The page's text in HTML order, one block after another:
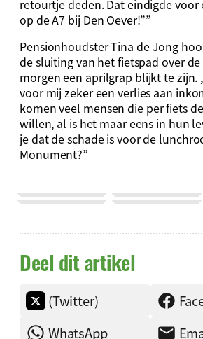
retourtje deden. Dat eindigde
op de A7 bij Den Oever!””
Pensionhoudster Tina de Jong
de sluiting van het fietspad over
morgen een aprilgrap blijkt te zijn.
voor mij zeker een verlies aan
komen veel mensen die per fiets
willen, al is het maar eens in hun
je dat de schade is voor de
Monument?”
Deel dit artikel
(Twitter)
WhatsApp